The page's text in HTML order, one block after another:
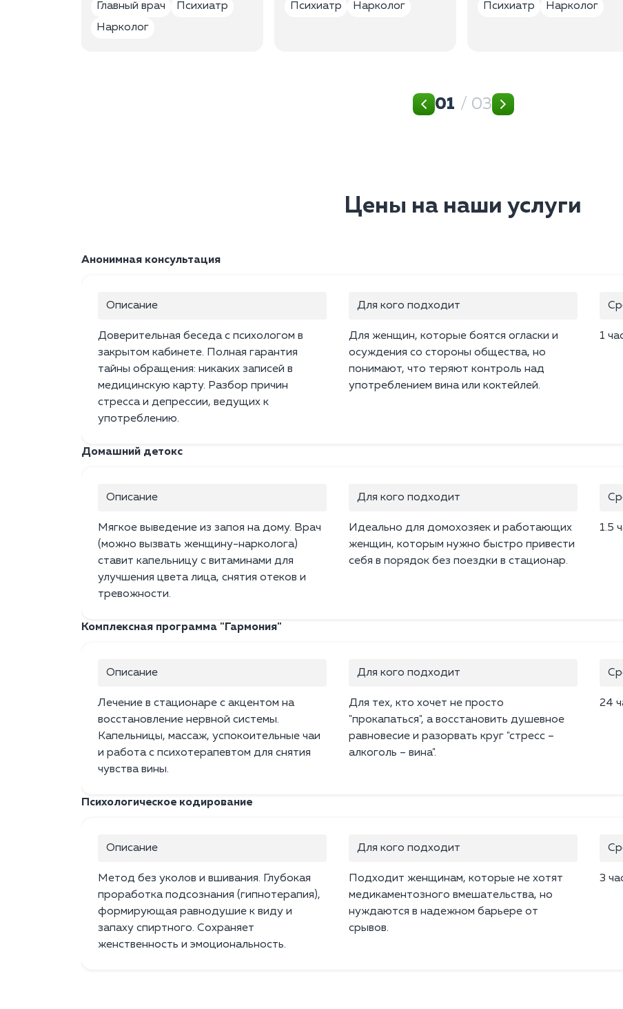
Главный врач
Психиатр
Нарколог
Психиатр
Нарколог
Психиатр
Нарколог
01 / 03
Цены на наши услуги
Анонимная консультация
Описание
Доверительная беседа с психологом в
закрытом кабинете. Полная гарантия
тайны обращения: никаких записей в
медицинскую карту. Разбор причин
стресса и депрессии, ведущих к
употреблению.
Для кого подходит
Для женщин, которые боятся огласки и
осуждения со стороны общества, но
понимают, что теряют контроль над
употреблением вина или коктейлей.
1
Домашний детокс
Описание
Мягкое выведение из запоя на дому. Врач
(можно вызвать женщину-нарколога)
ставит капельницу с витаминами для
улучшения цвета лица, снятия отеков и
тревожности.
Для кого подходит
Идеально для домохозяек и работающих
женщин, которым нужно быстро привести
себя в порядок без поездки в стационар.
1.5
Комплексная программа "Гармония"
Описание
Лечение в стационаре с акцентом на
восстановление нервной системы.
Капельницы, массаж, успокоительные чаи
и работа с психотерапевтом для снятия
чувства вины.
Для кого подходит
Для тех, кто хочет не просто
"прокапаться", а восстановить душевное
равновесие и разорвать круг "стресс –
алкоголь – вина".
24
Психологическое кодирование
Описание
Метод без уколов и вшивания. Глубокая
проработка подсознания (гипнотерапия),
формирующая равнодушие к виду и
запаху спиртного. Сохраняет
женственность и эмоциональность.
Для кого подходит
Подходит женщинам, которые не хотят
медикаментозного вмешательства, но
нуждаются в надежном барьере от
срывов.
3